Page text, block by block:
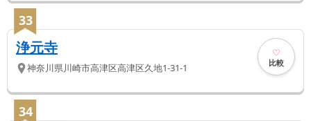
33
浄元寺
神奈川県川崎市高津区高津区久地1-31-1 比較
34